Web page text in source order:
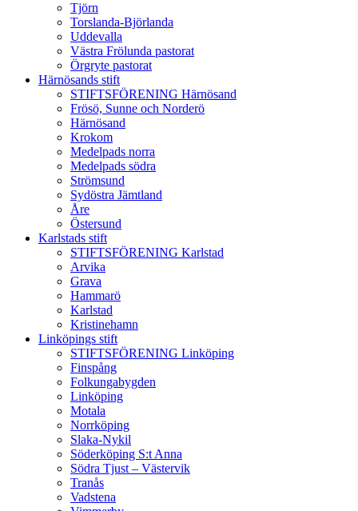
Tjörn
Torslanda-Björlanda
Uddevalla
Västra Frölunda pastorat
Örgryte pastorat
Härnösands stift
STIFTSFÖRENING Härnösand
Frösö, Sunne och Norderö
Härnösand
Krokom
Medelpads norra
Medelpads södra
Strömsund
Sydöstra Jämtland
Åre
Östersund
Karlstads stift
STIFTSFÖRENING Karlstad
Arvika
Grava
Hammarö
Karlstad
Kristinehamn
Linköpings stift
STIFTSFÖRENING Linköping
Finspång
Folkungabygden
Linköping
Motala
Norrköping
Slaka-Nykil
Söderköping S:t Anna
Södra Tjust – Västervik
Tranås
Vadstena